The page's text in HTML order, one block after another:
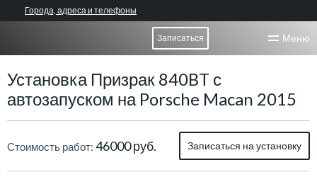
Города, адреса и телефоны
Записаться Меню
Установка Призрак 840BT с
автозапуском на Porsche Macan 2015
Стоимость работ: 46000 руб. Записаться на установку